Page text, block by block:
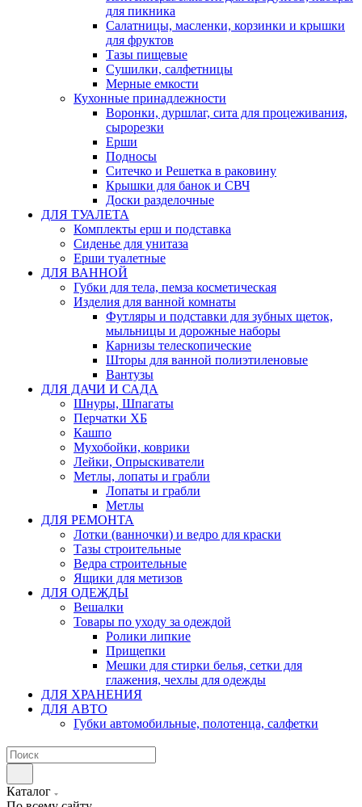
для пикника
Салатницы, масленки, корзинки и крышки
для фруктов
Тазы пищевые
Сушилки, салфетницы
Мерные емкости
Кухонные принадлежности
Воронки, дуршлаг, сита для процеживания,
сырорезки
Ерши
Подносы
Ситечко и Решетка в раковину
Крышки для банок и СВЧ
Доски разделочные
ДЛЯ ТУАЛЕТА
Комплекты ерш и подставка
Сиденье для унитаза
Ерши туалетные
ДЛЯ ВАННОЙ
Губки для тела, пемза косметическая
Изделия для ванной комнаты
Футляры и подставки для зубных щеток,
мыльницы и дорожные наборы
Карнизы телескопические
Шторы для ванной полиэтиленовые
Вантузы
ДЛЯ ДАЧИ И САДА
Шнуры, Шпагаты
Перчатки ХБ
Кашпо
Мухобойки, коврики
Лейки, Опрыскиватели
Метлы, лопаты и грабли
Лопаты и грабли
Метлы
ДЛЯ РЕМОНТА
Лотки (ванночки) и ведро для краски
Тазы строительные
Ведра строительные
Ящики для метизов
ДЛЯ ОДЕЖДЫ
Вешалки
Товары по уходу за одеждой
Ролики липкие
Прищепки
Мешки для стирки белья, сетки для
глажения, чехлы для одежды
ДЛЯ ХРАНЕНИЯ
ДЛЯ АВТО
Губки автомобильные, полотенца, салфетки
Каталог